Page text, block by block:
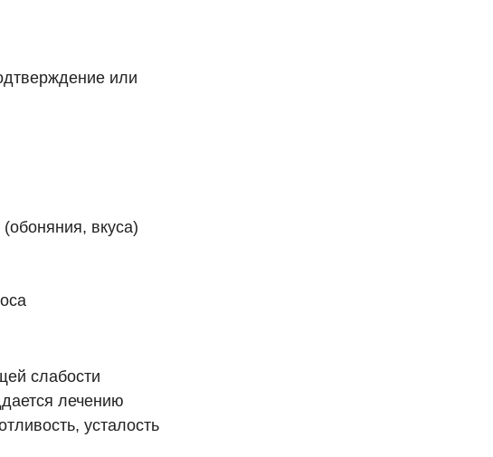
или
(обоняния, вкуса)
слабости
лечению
усталость